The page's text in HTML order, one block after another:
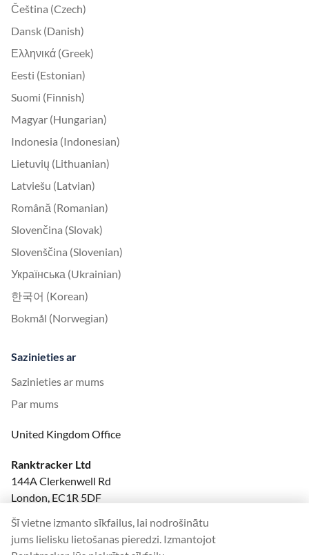
Čeština (Czech)
Dansk (Danish)
Ελληνικά (Greek)
Eesti (Estonian)
Suomi (Finnish)
Magyar (Hungarian)
Indonesia (Indonesian)
Lietuvių (Lithuanian)
Latviešu (Latvian)
Română (Romanian)
Slovenčina (Slovak)
Slovenščina (Slovenian)
Українська (Ukrainian)
한국어 (Korean)
Bokmål (Norwegian)
Sazinieties ar
Sazinieties ar mums
Par mums
United Kingdom Office
Ranktracker Ltd
144A Clerkenwell Rd
London, EC1R 5DF
Company No: 08820809
felix@ranktracker.com
Šī vietne izmanto sīkfailus, lai nodrošinātu
jums lielisku lietošanas pieredzi. Izmantojot